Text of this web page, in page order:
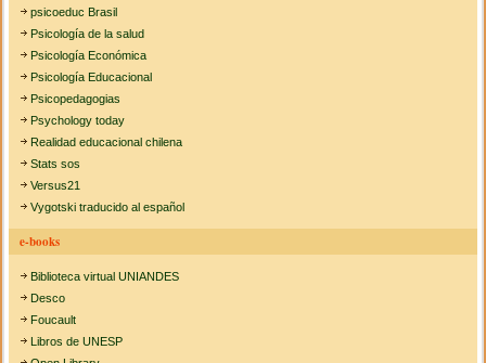
psicoeduc Brasil
Psicología de la salud
Psicología Económica
Psicología Educacional
Psicopedagogias
Psychology today
Realidad educacional chilena
Stats sos
Versus21
Vygotski traducido al español
e-books
Biblioteca virtual UNIANDES
Desco
Foucault
Libros de UNESP